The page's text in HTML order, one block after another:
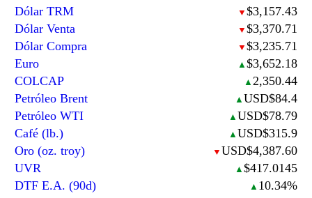
Dólar TRM ▼ $3,157.43
Dólar Venta
▼ $3,370.71
Dólar Compra
▼ $3,235.71
Euro
▲ $3,652.18
COLCAP
▲ 2,350.44
Petróleo Brent
▲ USD$84.4
Petróleo WTI
▲ USD$78.79
Café (lb.)
▲ USD$315.9
Oro (oz. troy)
▼ USD$4,387.60
UVR
▲ $417.0145
DTF E.A. (90d)
▲ 10.34%